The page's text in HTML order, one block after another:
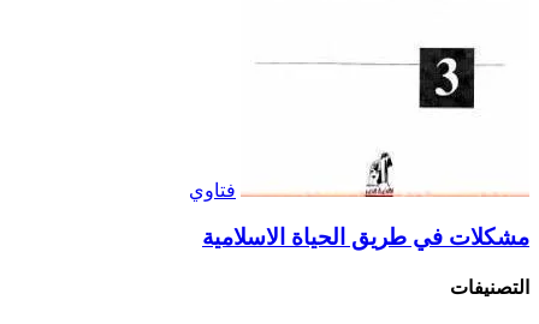
فتاوي
مشكلات في طريق الحياة الاسلامية
التصنيفات